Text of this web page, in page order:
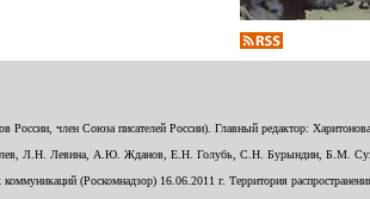
России, член Союза писателей России). Главный редактор:
Л.Н. Левина, А.Ю. Жданов, Е.Н. Голубь, С.Н. Бурындин, Б.М.
(Роскомнадзор) 16.06.2011 г. Территория